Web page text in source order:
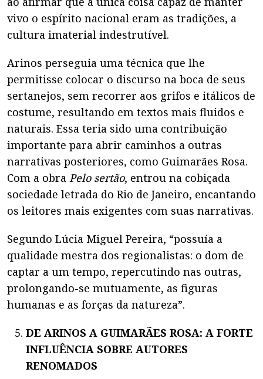
vivo o espírito nacional eram as tradições, a
cultura imaterial indestrutível.
Arinos perseguia uma técnica que lhe
permitisse colocar o discurso na boca de seus
sertanejos, sem recorrer aos grifos e itálicos de
costume, resultando em textos mais fluidos e
naturais. Essa teria sido uma contribuição
importante para abrir caminhos a outras
narrativas posteriores, como Guimarães Rosa.
Com a obra Pelo sertão, entrou na cobiçada
sociedade letrada do Rio de Janeiro, encantando
os leitores mais exigentes com suas narrativas.
Segundo Lúcia Miguel Pereira, “possuía a
qualidade mestra dos regionalistas: o dom de
captar a um tempo, repercutindo nas outras,
prolongando-se mutuamente, as figuras
humanas e as forças da natureza”.
DE ARINOS A GUIMARÃES ROSA: A FORTE
INFLUÊNCIA SOBRE AUTORES
RENOMADOS